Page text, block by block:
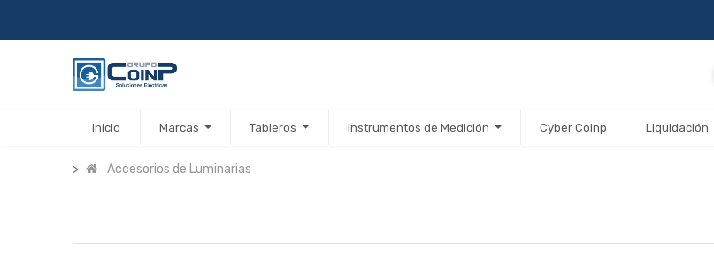
Inicio Marcas Tableros Instrumentos de Medición Cyber Coinp Liquidación
Accesorios de Luminarias